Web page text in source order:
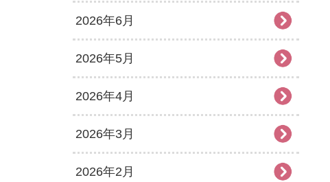
2026年6月
2026年5月
2026年4月
2026年3月
2026年2月